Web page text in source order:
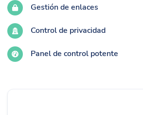
Gestión de enlaces
Control de privacidad
Panel de control potente